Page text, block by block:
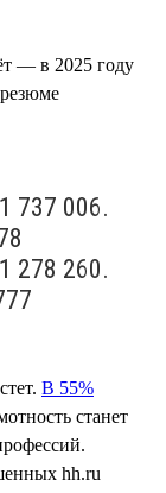
— в 2025 году
737 006.
278 260.
В 55%
станет
hh.ru